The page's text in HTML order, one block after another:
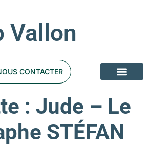
Vallon
CONTACTER
: Jude – Le
STÉFAN